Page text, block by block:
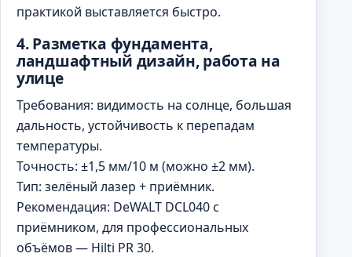
практикой выставляется быстро.
4. Разметка фундамента,
ландшафтный дизайн, работа на
улице
Требования: видимость на солнце, большая
дальность, устойчивость к перепадам
температуры.
Точность: ±1,5 мм/10 м (можно ±2 мм).
Тип: зелёный лазер + приёмник.
Рекомендация: DeWALT DCL040 с
приёмником, для профессиональных
объёмов — Hilti PR 30.